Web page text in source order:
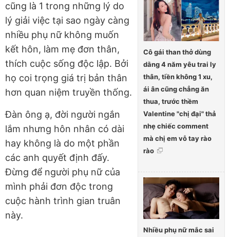
Cô gái than thở dùng
dằng 4 năm yêu trai ly
thân, tiền không 1 xu,
ái ân cũng chẳng ăn
thua, trước thềm
Valentine "chị đại" thả
nhẹ chiếc comment
mà chị em vỗ tay rào
rào
Nhiều phụ nữ mắc sai
cũng là 1 trong những lý do
lý giải việc tại sao ngày càng
nhiều phụ nữ không muốn
kết hôn, làm mẹ đơn thân,
thích cuộc sống độc lập. Bởi
họ coi trọng giá trị bản thân
hơn quan niệm truyền thống.
Đàn ông ạ, đời người ngắn
lắm nhưng hôn nhân có dài
hay không là do một phần
các anh quyết định đấy.
Đừng để người phụ nữ của
mình phải đơn độc trong
cuộc hành trình gian truân
này.